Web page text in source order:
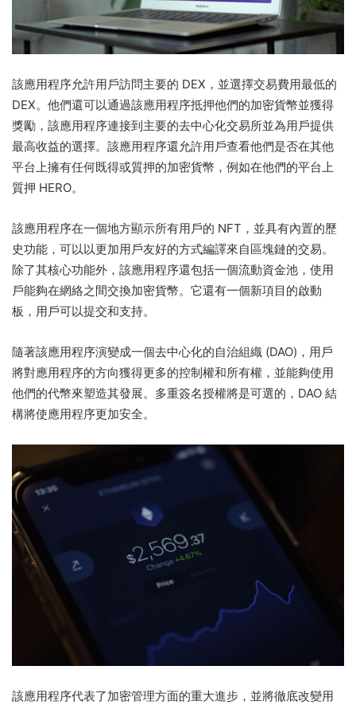
該應用程序允許用戶訪問主要的 DEX，並選擇交易費用最低的
DEX。 他們還可以通過該應用程序抵押他們的加密貨幣並獲得
獎勵，該應用程序連接到主要的去中心化交易所並為用戶提供
最高收益的選擇。 該應用程序還允許用戶查看他們是否在其他
平台上擁有任何既得或質押的加密貨幣，例如在他們的平台上
質押 HERO。
該應用程序在一個地方顯示所有用戶的 NFT，並具有內置的歷
史功能，可以以更加用戶友好的方式編譯來自區塊鏈的交易。
除了其核心功能外，該應用程序還包括一個流動資金池，使用
戶能夠在網絡之間交換加密貨幣。 它還有一個新項目的啟動
板，用戶可以提交和支持。
隨著該應用程序演變成一個去中心化的自治組織 (DAO)，用戶
將對應用程序的方向獲得更多的控制權和所有權，並能夠使用
他們的代幣來塑造其發展。 多重簽名授權將是可選的，DAO 結
構將使應用程序更加安全。
該應用程序代表了加密管理方面的重大進步，並將徹底改變用